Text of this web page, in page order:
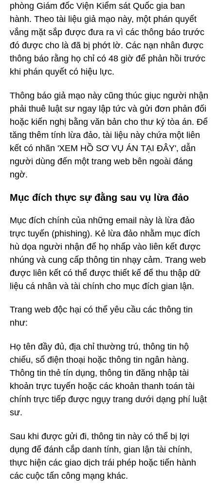
phòng Giám đốc Viện Kiểm sát Quốc gia ban
hành. Theo tài liệu giả mạo này, một phán quyết
vắng mặt sắp được đưa ra vì các thông báo trước
đó được cho là đã bị phớt lờ. Các nạn nhân được
thông báo rằng họ chỉ có 48 giờ để phản hồi trước
khi phán quyết có hiệu lực.
Thông báo giả mạo này cũng thúc giục người nhận
phải thuê luật sư ngay lập tức và gửi đơn phản đối
hoặc kiến nghị bằng văn bản cho thư ký tòa án. Để
tăng thêm tính lừa đảo, tài liệu này chứa một liên
kết có nhãn 'XEM HỒ SƠ VỤ ÁN TẠI ĐÂY', dẫn
người dùng đến một trang web bên ngoài đáng
ngờ.
Mục đích thực sự đằng sau vụ lừa đảo
Mục đích chính của những email này là lừa đảo
trực tuyến (phishing). Kẻ lừa đảo nhằm mục đích
hù dọa người nhận để họ nhấp vào liên kết được
nhúng và cung cấp thông tin nhạy cảm. Trang web
được liên kết có thể được thiết kế để thu thập dữ
liệu cá nhân và tài chính cho mục đích gian lận.
Trang web độc hại có thể yêu cầu các thông tin
như:
Họ tên đầy đủ, địa chỉ thường trú, thông tin hộ
chiếu, số điện thoại hoặc thông tin ngân hàng.
Thông tin thẻ tín dụng, thông tin đăng nhập tài
khoản trực tuyến hoặc các khoản thanh toán tài
chính trực tiếp được ngụy trang dưới dạng phí luật
sư.
Sau khi được gửi đi, thông tin này có thể bị lợi
dụng để đánh cắp danh tính, gian lận tài chính,
thực hiện các giao dịch trái phép hoặc tiến hành
các cuộc tấn công mạng khác.